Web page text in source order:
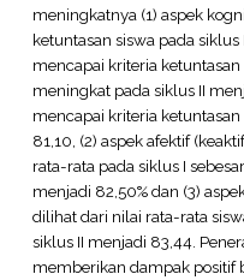
meningkatnya (1) aspek
ketuntasan siswa pada siklus
mencapai kriteria
meningkat pada siklus II
mencapai kriteria
81,10, (2) aspek afektif
rata-rata pada siklus I
menjadi 82,50% dan (3)
dilihat dari nilai rata-rata
siklus II menjadi 83,44.
memberikan dampak positif